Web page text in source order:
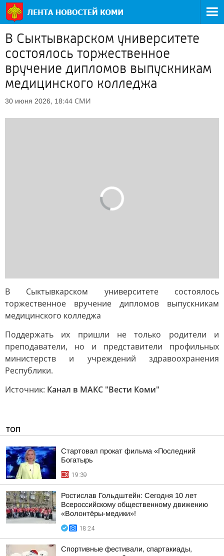
В Сыктывкарском университете
состоялось торжественное
вручение дипломов выпускникам
медицинского колледжа
30 июня 2026, 18:44 СМИ
В Сыктывкарском университете состоялось
торжественное вручение дипломов выпускникам
медицинского колледжа
Поддержать их пришли не только родители и
преподаватели, но и представители профильных
министерств и учреждений здравоохранения
Республики.
Источник: Канал в МАКС "Вести Коми"
ТОП
Стартовал прокат фильма «Последний
Богатырь
19:39
Ростислав Гольдштейн: Сегодня 10 лет
Всероссийскому общественному движению
«Волонтёры-медики»!
18:24
Спортивные фестивали, спартакиады,